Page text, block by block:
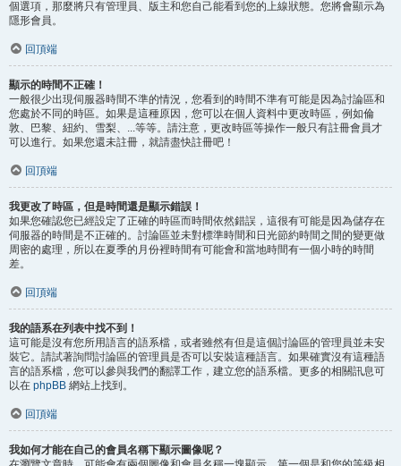
個選項，那麼將只有管理員、版主和您自己能看到您的上線狀態。您將會顯示為
隱形會員。
回頂端
顯示的時間不正確！
一般很少出現伺服器時間不準的情況，您看到的時間不準有可能是因為討論區和
您處於不同的時區。如果是這種原因，您可以在個人資料中更改時區，例如倫
敦、巴黎、紐約、雪梨、...等等。請注意，更改時區等操作一般只有註冊會員才
可以進行。如果您還未註冊，就請盡快註冊吧！
回頂端
我更改了時區，但是時間還是顯示錯誤！
如果您確認您已經設定了正確的時區而時間依然錯誤，這很有可能是因為儲存在
伺服器的時間是不正確的。討論區並未對標準時間和日光節約時間之間的變更做
周密的處理，所以在夏季的月份裡時間有可能會和當地時間有一個小時的時間
差。
回頂端
我的語系在列表中找不到！
這可能是沒有您所用語言的語系檔，或者雖然有但是這個討論區的管理員並未安
裝它。請試著詢問討論區的管理員是否可以安裝這種語言。如果確實沒有這種語
言的語系檔，您可以參與我們的翻譯工作，建立您的語系檔。更多的相關訊息可
以在 phpBB 網站上找到。
回頂端
我如何才能在自己的會員名稱下顯示圖像呢？